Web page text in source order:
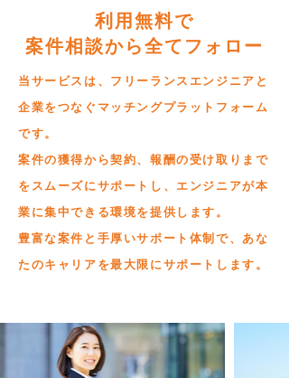
利用無料で
案件相談から全てフォロー
当サービスは、フリーランスエンジニアと
企業をつなぐマッチングプラットフォーム
です。
案件の獲得から契約、報酬の受け取りまで
をスムーズにサポートし、エンジニアが本
業に集中できる環境を提供します。
豊富な案件と手厚いサポート体制で、あな
たのキャリアを最大限にサポートします。